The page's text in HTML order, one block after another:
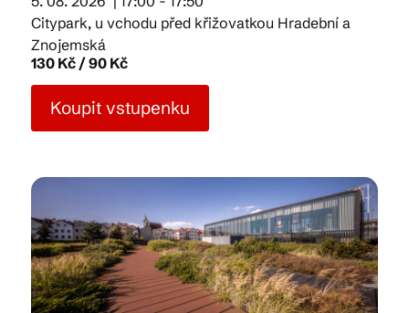
Praktické info
Kam vyrazit
CS EN DE
Citypark, u vchodu před křižovatkou Hradební a
Znojemská
130 Kč / 90 Kč
Koupit vstupenku